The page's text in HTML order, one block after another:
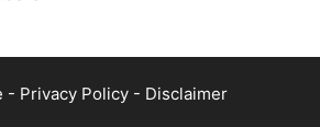
- Privacy Policy- Disclaimer